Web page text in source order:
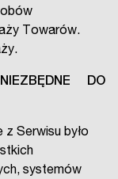
Towarów.
DO
z Serwisu było
systemów